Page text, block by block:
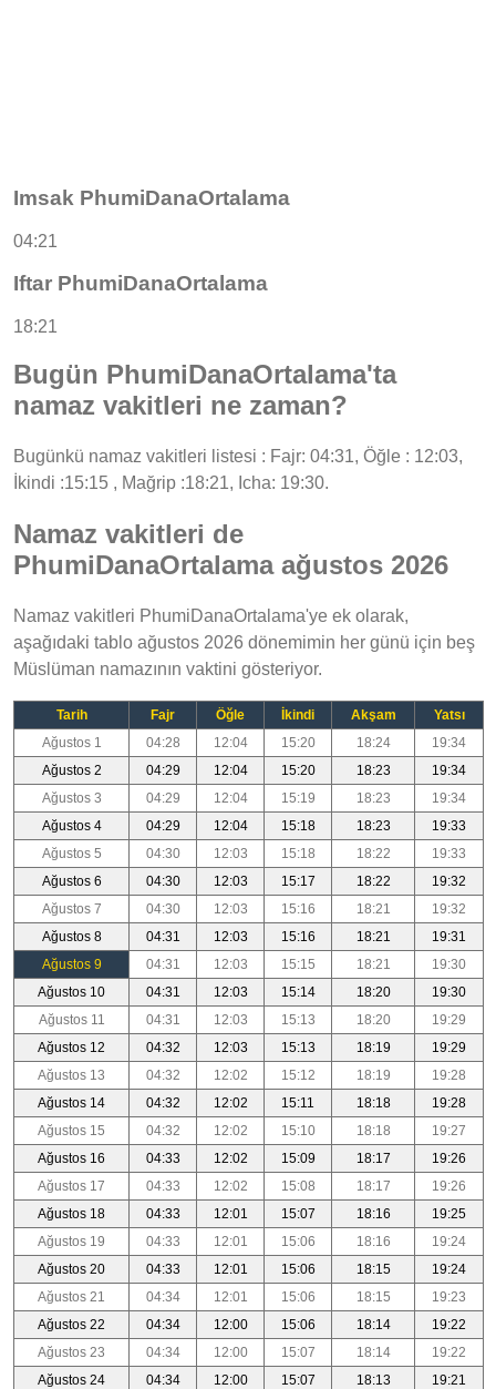
Imsak PhumiDanaOrtalama
04:21
Iftar PhumiDanaOrtalama
18:21
Bugün PhumiDanaOrtalama'ta
namaz vakitleri ne zaman?
Bugünkü namaz vakitleri listesi : Fajr: 04:31, Öğle : 12:03,
İkindi :15:15 , Mağrip :18:21, Icha: 19:30.
Namaz vakitleri de
PhumiDanaOrtalama ağustos 2026
Namaz vakitleri PhumiDanaOrtalama'ye ek olarak,
aşağıdaki tablo ağustos 2026 dönemimin her günü için beş
Müslüman namazının vaktini gösteriyor.
Tarih Fajr Öğle İkindi Akşam
Yatsı
Ağustos 1
04:28 12:04 15:20 18:24
19:34
Ağustos 2
04:29 12:04 15:20 18:23
19:34
Ağustos 3
04:29 12:04 15:19 18:23
19:34
Ağustos 4
04:29 12:04 15:18 18:23
19:33
Ağustos 5
04:30 12:03 15:18 18:22
19:33
Ağustos 6
04:30 12:03 15:17 18:22
19:32
Ağustos 7
04:30 12:03 15:16 18:21
19:32
Ağustos 8
04:31 12:03 15:16 18:21
19:31
Ağustos 9
04:31 12:03 15:15 18:21
19:30
Ağustos 10
04:31 12:03 15:14 18:20
19:30
Ağustos 11
04:31 12:03 15:13 18:20
19:29
Ağustos 12
04:32 12:03 15:13 18:19
19:29
Ağustos 13
04:32 12:02 15:12 18:19
19:28
Ağustos 14
04:32 12:02 15:11 18:18
19:28
Ağustos 15
04:32 12:02 15:10 18:18
19:27
Ağustos 16
04:33 12:02 15:09 18:17
19:26
Ağustos 17
04:33 12:02 15:08 18:17
19:26
Ağustos 18
04:33 12:01 15:07 18:16
19:25
Ağustos 19
04:33 12:01 15:06 18:16
19:24
Ağustos 20
04:33 12:01 15:06 18:15
19:24
Ağustos 21
04:34 12:01 15:06 18:15
19:23
Ağustos 22
04:34 12:00 15:06 18:14
19:22
Ağustos 23
04:34 12:00 15:07 18:14
19:22
Ağustos 24
04:34 12:00 15:07 18:13
19:21